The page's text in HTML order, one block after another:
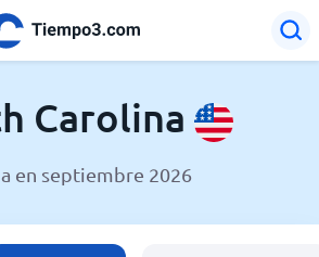
Carolina
en septiembre 2026